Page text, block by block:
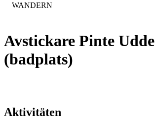
Avstickare Pinte Udde
(badplats)
KATEGORIE
WANDERN
Aktivitäten